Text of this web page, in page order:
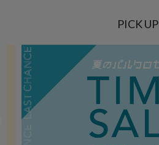
PICK UP